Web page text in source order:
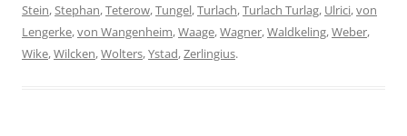
Stein,Stephan,Teterow,Tungel,Turlach,Turlach Turlag, Ulrici,von
Lengerke,von Wangenheim,Waage,Wagner,Waldkeling,Weber,
Wike,Wilcken,Wolters,Ystad,Zerlingius.